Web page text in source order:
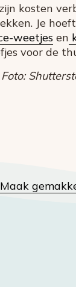
kosten
Je
weetjes en
voor de
Maak